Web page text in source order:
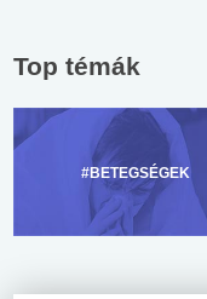
Top témák
#BETEGSÉGEK